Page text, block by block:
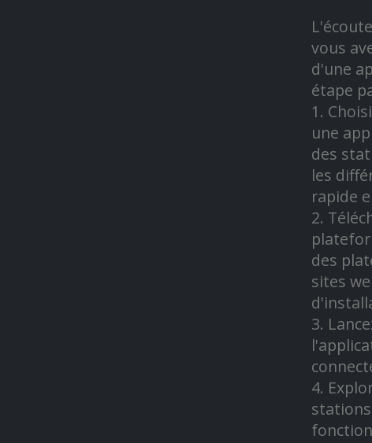
vous
d'une
étape
1.
une
des
les
rapide
2.
des
sites
3.
4.